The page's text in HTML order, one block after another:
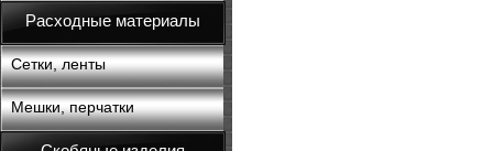
Расходные материалы
Сетки, ленты
Мешки, перчатки